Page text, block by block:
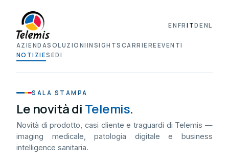
AZIENDASOLUZIONI INSIGHTS CARRIERE EVENTI
NOTIZIESEDI
ENFRITDENL
SALA STAMPA
Le novità di Telemis.
Novità di prodotto, casi cliente e traguardi di Telemis —
imaging medicale, patologia digitale e business
intelligence sanitaria.